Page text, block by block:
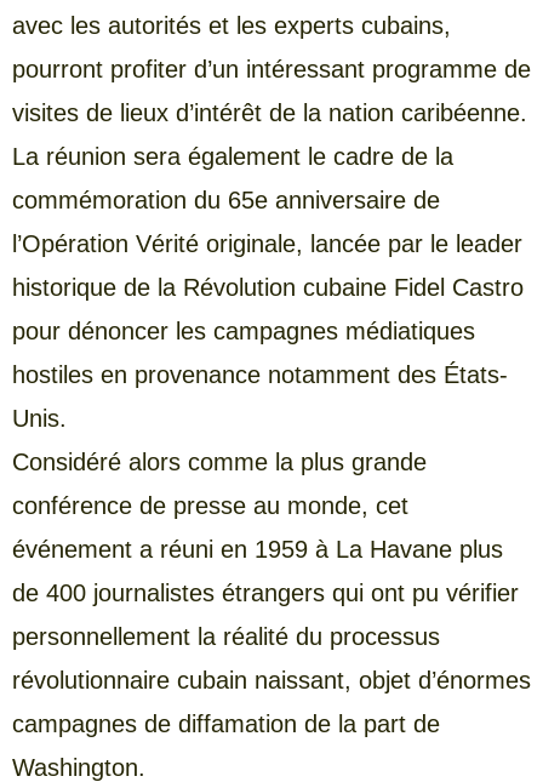
avec les autorités et les experts cubains,
pourront profiter d’un intéressant programme de
visites de lieux d’intérêt de la nation caribéenne.
La réunion sera également le cadre de la
commémoration du 65e anniversaire de
l’Opération Vérité originale, lancée par le leader
historique de la Révolution cubaine Fidel Castro
pour dénoncer les campagnes médiatiques
hostiles en provenance notamment des États-
Unis.
Considéré alors comme la plus grande
conférence de presse au monde, cet
événement a réuni en 1959 à La Havane plus
de 400 journalistes étrangers qui ont pu vérifier
personnellement la réalité du processus
révolutionnaire cubain naissant, objet d’énormes
campagnes de diffamation de la part de
Washington.